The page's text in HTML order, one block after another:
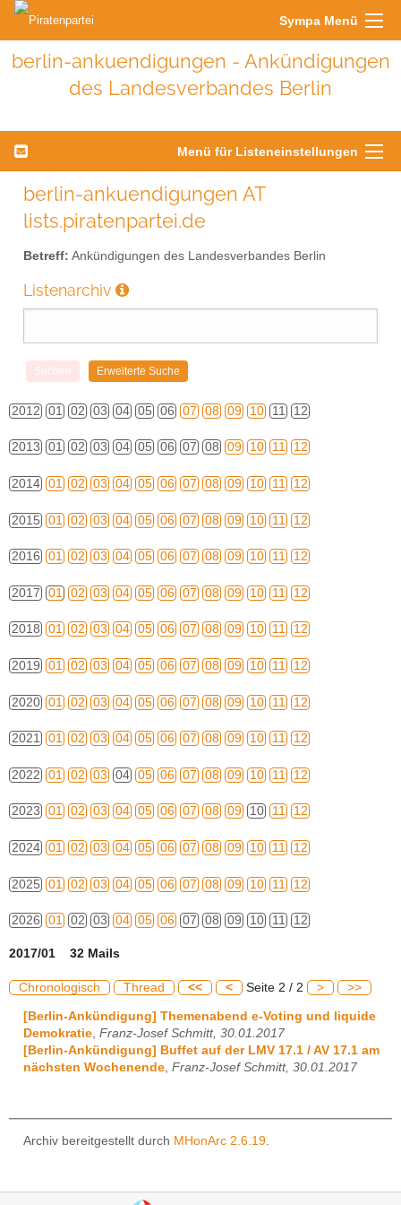
Sympa Menü
berlin-ankuendigungen - Ankündigungen
des Landesverbandes Berlin
Menü für Listeneinstellungen
berlin-ankuendigungen AT
lists.piratenpartei.de
Betreff: Ankündigungen des Landesverbandes Berlin
Listenarchiv
2012 01 02 03 04 05 06 07 08 09 10 11 12
2013 01 02 03 04 05 06 07 08 09 10 11 12
2014 01 02 03 04 05 06 07 08 09 10 11 12
2015 01 02 03 04 05 06 07 08 09 10 11 12
2016 01 02 03 04 05 06 07 08 09 10 11 12
2017 01 02 03 04 05 06 07 08 09 10 11 12
2018 01 02 03 04 05 06 07 08 09 10 11 12
2019 01 02 03 04 05 06 07 08 09 10 11 12
2020 01 02 03 04 05 06 07 08 09 10 11 12
2021 01 02 03 04 05 06 07 08 09 10 11 12
2022 01 02 03 04 05 06 07 08 09 10 11 12
2023 01 02 03 04 05 06 07 08 09 10 11 12
2024 01 02 03 04 05 06 07 08 09 10 11 12
2025 01 02 03 04 05 06 07 08 09 10 11 12
2026 01 02 03 04 05 06 07 08 09 10 11 12
2017/01 32 Mails
Chronologisch Thread << < Seite 2 / 2 > >>
[Berlin-Ankündigung] Themenabend e-Voting und liquide
Demokratie, Franz-Josef Schmitt, 30.01.2017
[Berlin-Ankündigung] Buffet auf der LMV 17.1 / AV 17.1 am
nächsten Wochenende, Franz-Josef Schmitt, 30.01.2017
Archiv bereitgestellt durch MHonArc 2.6.19.